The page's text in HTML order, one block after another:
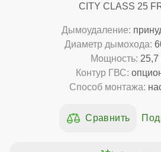
CITY CLASS 25
Дымоудаление:
Диаметр дымохода:
Мощность: 25,7
Контур ГВС:
Способ монтажа: